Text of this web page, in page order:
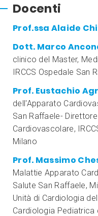
Docenti
Prof.ssa Alaide
Dott. Marco
clinico del Master,
IRCCS Ospedale San
Prof. Eustachio
dell'Apparato
San Raffaele-
Cardiovascolare,
Milano
Prof. Massimo
Malattie Apparato
Salute San Raffaele,
Unità di Cardiologia
Cardiologia Pediatrica